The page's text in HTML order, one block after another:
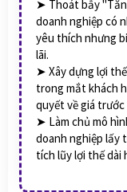
➤ Thoát bẫy
doanh nghiệp có
yêu thích nhưng
lãi.
➤ Xây dựng lợi
trong mắt khách
quyết về giá trước
➤ Làm chủ mô
doanh nghiệp lấy
tích lũy lợi thế dài